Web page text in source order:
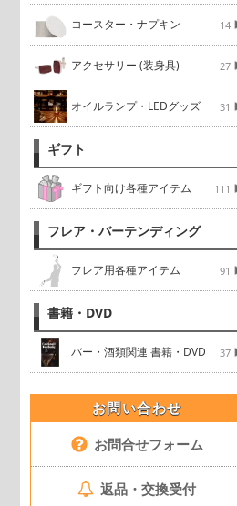
コースター・ナプキン 14
アクセサリー (装身具) 27
オイルランプ・LEDグッズ 31
ギフト
ギフト向け各種アイテム 111
フレア・バーテンディング
フレア用各種アイテム 91
書籍・DVD
バー・酒類関連 書籍・DVD 37
お問い合わせ
お問合せフォーム
返品・交換受付